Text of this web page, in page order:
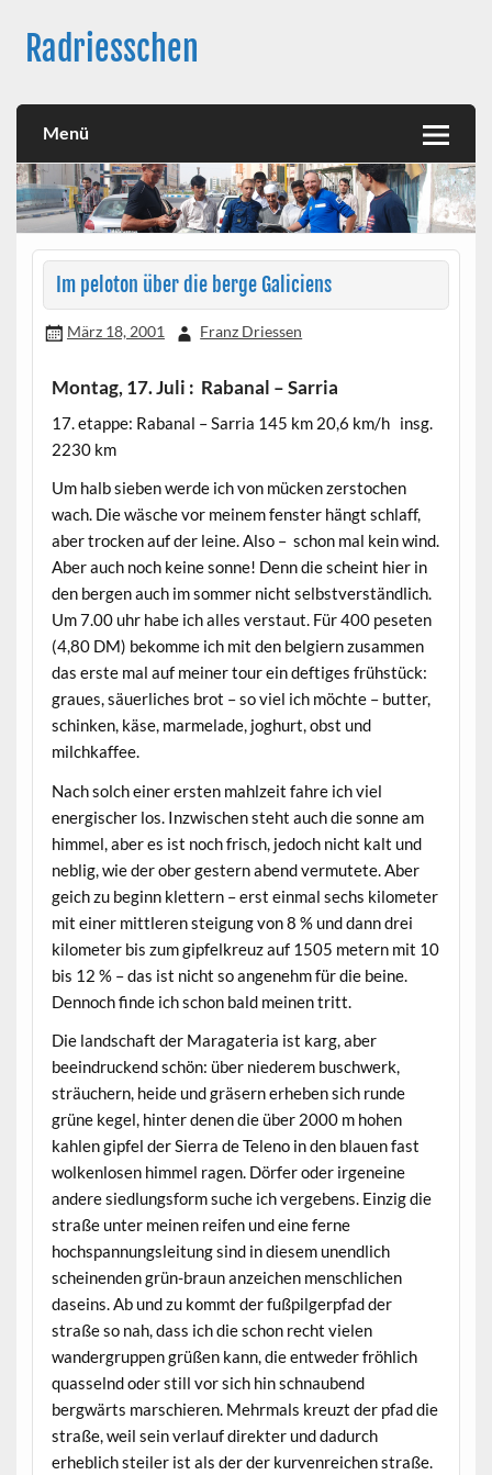
contentRadriesschen
Menü
Im peloton über die berge Galiciens
März 18, 2001 Franz Driessen
Montag, 17. Juli : Rabanal – Sarria
17. etappe: Rabanal – Sarria 145 km 20,6 km/h insg.
2230 km
Um halb sieben werde ich von mücken zerstochen
wach. Die wäsche vor meinem fenster hängt schlaff,
aber trocken auf der leine. Also – schon mal kein wind.
Aber auch noch keine sonne! Denn die scheint hier in
den bergen auch im sommer nicht selbstverständlich.
Um 7.00 uhr habe ich alles verstaut. Für 400 peseten
(4,80 DM) bekomme ich mit den belgiern zusammen
das erste mal auf meiner tour ein deftiges frühstück:
graues, säuerliches brot – so viel ich möchte – butter,
schinken, käse, marmelade, joghurt, obst und
milchkaffee.
Nach solch einer ersten mahlzeit fahre ich viel
energischer los. Inzwischen steht auch die sonne am
himmel, aber es ist noch frisch, jedoch nicht kalt und
neblig, wie der ober gestern abend vermutete. Aber
geich zu beginn klettern – erst einmal sechs kilometer
mit einer mittleren steigung von 8 % und dann drei
kilometer bis zum gipfelkreuz auf 1505 metern mit 10
bis 12 % – das ist nicht so angenehm für die beine.
Dennoch finde ich schon bald meinen tritt.
Die landschaft der Maragateria ist karg, aber
beeindruckend schön: über niederem buschwerk,
sträuchern, heide und gräsern erheben sich runde
grüne kegel, hinter denen die über 2000 m hohen
kahlen gipfel der Sierra de Teleno in den blauen fast
wolkenlosen himmel ragen. Dörfer oder irgeneine
andere siedlungsform suche ich vergebens. Einzig die
straße unter meinen reifen und eine ferne
hochspannungsleitung sind in diesem unendlich
scheinenden grün-braun anzeichen menschlichen
daseins. Ab und zu kommt der fußpilgerpfad der
straße so nah, dass ich die schon recht vielen
wandergruppen grüßen kann, die entweder fröhlich
quasselnd oder still vor sich hin schnaubend
bergwärts marschieren. Mehrmals kreuzt der pfad die
straße, weil sein verlauf direkter und dadurch
erheblich steiler ist als der der kurvenreichen straße.